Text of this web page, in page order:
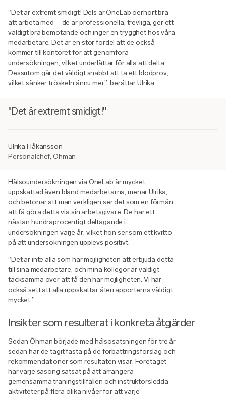
“Det är extremt smidigt! Dels är OneLab oerhört bra
att arbeta med – de är professionella, trevliga, ger ett
väldigt bra bemötande och inger en trygghet hos våra
medarbetare. Det är en stor fördel att de också
kommer till kontoret för att genomföra
undersökningen, vilket underlättar för alla att delta.
Dessutom går det väldigt snabbt att ta ett blodprov,
vilket sänker tröskeln ännu mer”, berättar Ulrika.
"Det är extremt smidigt!"
Ulrika Håkansson
Personalchef, Öhman
Hälsoundersökningen via OneLab är mycket
uppskattad även bland medarbetarna, menar Ulrika,
och betonar att man verkligen ser det som en förmån
att få göra detta via sin arbetsgivare. De har ett
nästan hundraprocentigt deltagande i
undersökningen varje år, vilket hon ser som ett kvitto
på att undersökningen upplevs positivt.
“Det är inte alla som har möjligheten att erbjuda detta
till sina medarbetare, och mina kollegor är väldigt
tacksamma över att få den här möjligheten. Vi har
också sett att alla uppskattar återrapporterna väldigt
mycket.”
Insikter som resulterat i konkreta åtgärder
Sedan Öhman började med hälsosatsningen för tre år
sedan har de tagit fasta på de förbättringsförslag och
rekommendationer som resultaten visar. Företaget
har varje säsong satsat på att arrangera
gemensamma träningstillfällen och instruktörsledda
aktiviteter på flera olika nivåer för att varje